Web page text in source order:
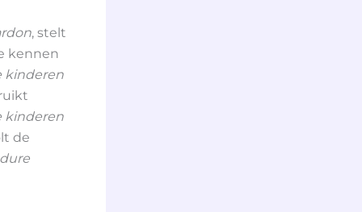
, stelt
kennen
kinderen
kinderen
de